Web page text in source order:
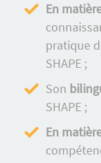
En
pratique
SHAPE ;
Son
SHAPE ;
En